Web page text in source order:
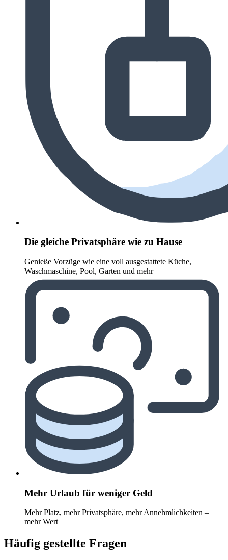
Die gleiche Privatsphäre wie zu Hause
Genieße Vorzüge wie eine voll ausgestattete Küche,
Waschmaschine, Pool, Garten und mehr
Mehr Urlaub für weniger Geld
Mehr Platz, mehr Privatsphäre, mehr Annehmlichkeiten –
mehr Wert
Häufig gestellte Fragen